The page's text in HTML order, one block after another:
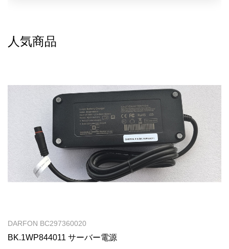
人気商品
DARFON BC297360020
BK.1WP844011 サーバー電源